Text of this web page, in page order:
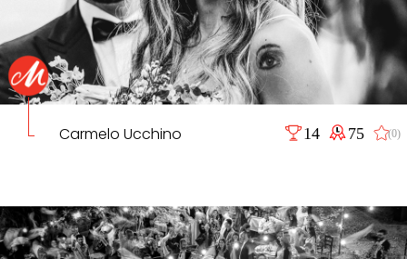
Carmelo Ucchino 14 75 (0)